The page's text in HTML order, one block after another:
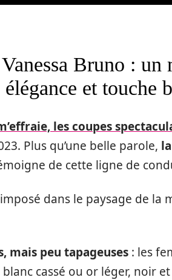
Bruno : un
et touche
les coupes
Plus qu’une belle parole,
de cette ligne de
imposé dans le paysage de
mais peu tapageuses : les
cassé ou or léger, noir